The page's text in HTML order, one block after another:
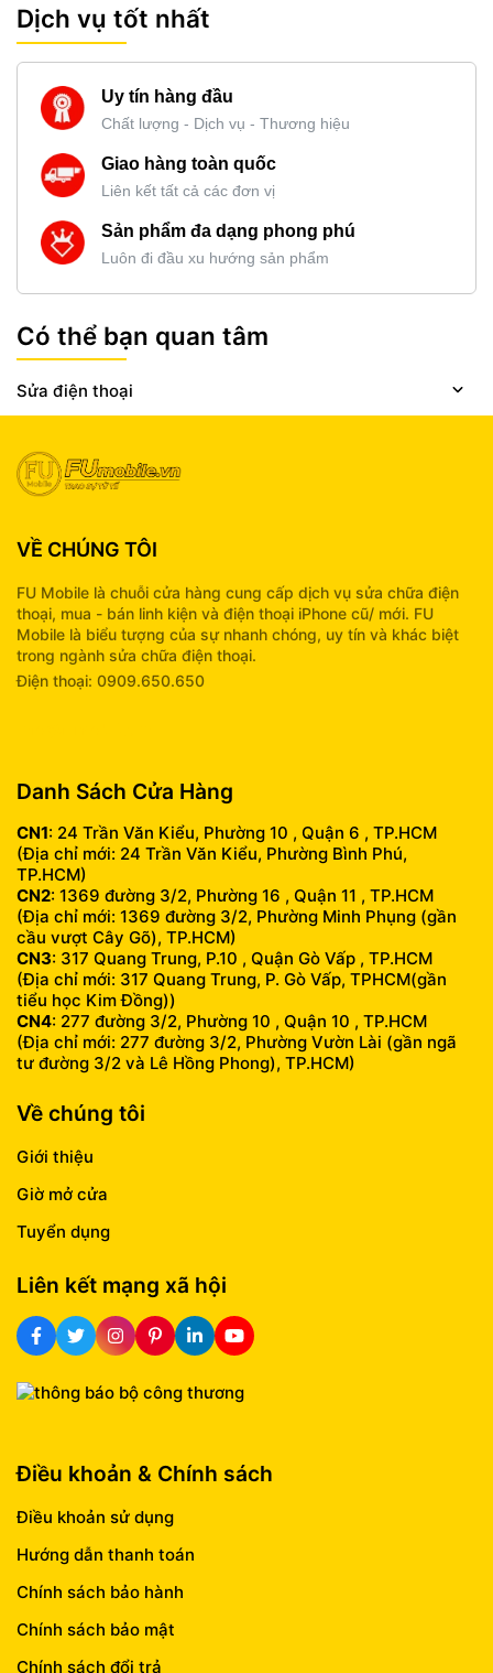
Dịch vụ tốt nhất
Uy tín hàng đầu
Chất lượng - Dịch vụ - Thương hiệu
Giao hàng toàn quốc
Liên kết tất cả các đơn vị
Sản phẩm đa dạng phong phú
Luôn đi đầu xu hướng sản phẩm
Có thể bạn quan tâm
Sửa điện thoại
VỀ CHÚNG TÔI
FU Mobile là chuỗi cửa hàng cung cấp dịch vụ sửa chữa điện
thoại, mua - bán linh kiện và điện thoại iPhone cũ/ mới. FU
Mobile là biểu tượng của sự nhanh chóng, uy tín và khác biệt
trong ngành sửa chữa điện thoại.
Điện thoại: 0909.650.650
Danh Sách Cửa Hàng
CN1: 24 Trần Văn Kiểu, Phường 10 , Quận 6 , TP.HCM
(Địa chỉ mới: 24 Trần Văn Kiểu, Phường Bình Phú,
TP.HCM)
CN2: 1369 đường 3/2, Phường 16 , Quận 11 , TP.HCM
(Địa chỉ mới: 1369 đường 3/2, Phường Minh Phụng (gần
cầu vượt Cây Gõ), TP.HCM)
CN3: 317 Quang Trung, P.10 , Quận Gò Vấp , TP.HCM
(Địa chỉ mới: 317 Quang Trung, P. Gò Vấp, TPHCM(gần
tiểu học Kim Đồng))
CN4: 277 đường 3/2, Phường 10 , Quận 10 , TP.HCM
(Địa chỉ mới: 277 đường 3/2, Phường Vườn Lài (gần ngã
tư đường 3/2 và Lê Hồng Phong), TP.HCM)
Về chúng tôi
Giới thiệu
Giờ mở cửa
Tuyển dụng
Liên kết mạng xã hội
Điều khoản & Chính sách
Điều khoản sử dụng
Hướng dẫn thanh toán
Chính sách bảo hành
Chính sách bảo mật
Chính sách đổi trả